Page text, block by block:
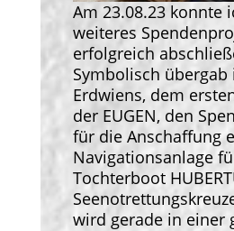
Am 23.08.23 konnte
weiteres
erfolgreich
Symbolisch übergab
Erdwiens, dem
der EUGEN, den
für die Anschaffung
Navigationsanlage
Tochterboot
wird gerade in einer